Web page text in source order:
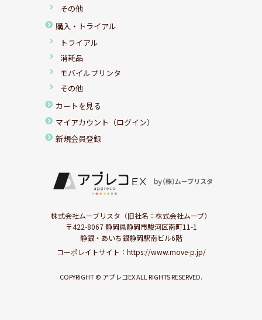
その他
購入・トライアル
トライアル
消耗品
モバイルプリンタ
その他
カートを見る
マイアカウント（ログイン）
新規会員登録
株式会社ムーブリスタ（旧社名：株式会社ムーブ）
〒422-8067 静岡県静岡市駿河区南町11-1
静銀・あいち銀静岡駅南ビル6階
コーポレイトサイト： https://www.move-p.jp/
COPYRIGHT © アプレコEX ALL RIGHTS RESERVED.